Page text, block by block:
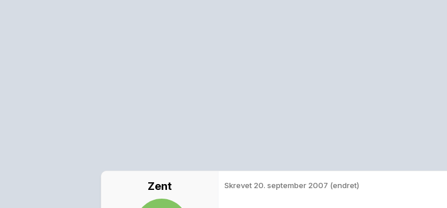
Zent Skrevet 20. september 2007 (endret)